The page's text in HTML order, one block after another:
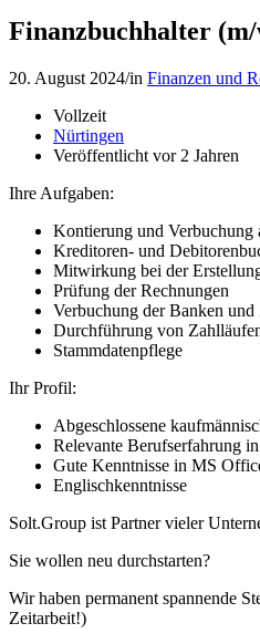
Finanzbuchhalter
20. August 2024/in Finanzen und
Vollzeit
Nürtingen
Veröffentlicht vor 2 Jahren
Ihre Aufgaben:
Kontierung und Verbuchung
Kreditoren- und
Mitwirkung bei der
Prüfung der Rechnungen
Verbuchung der Banken und
Durchführung von
Stammdatenpflege
Ihr Profil:
Abgeschlossene
Relevante Berufserfahrung
Gute Kenntnisse in MS
Englischkenntnisse
Solt.Group ist Partner vieler
Sie wollen neu durchstarten?
Wir haben permanent spannende
Zeitarbeit!)